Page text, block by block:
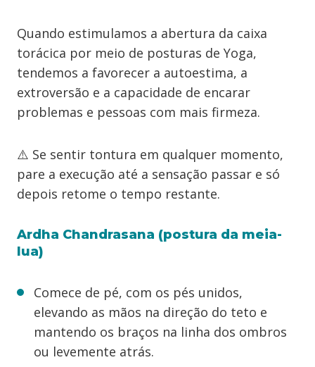
Quando estimulamos a abertura da caixa
torácica por meio de posturas de Yoga,
tendemos a favorecer a autoestima, a
extroversão e a capacidade de encarar
problemas e pessoas com mais firmeza.
⚠️ Se sentir tontura em qualquer momento,
pare a execução até a sensação passar e só
depois retome o tempo restante.
Ardha Chandrasana (postura da meia-
lua)
Comece de pé, com os pés unidos,
elevando as mãos na direção do teto e
mantendo os braços na linha dos ombros
ou levemente atrás.